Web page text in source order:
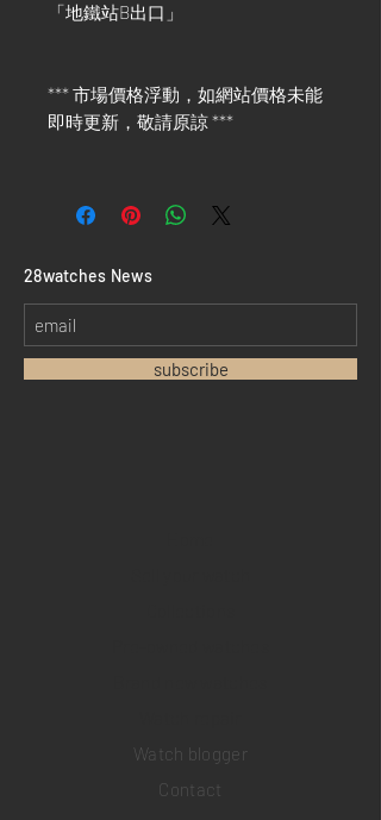
「地鐵站B出口」
*** 市場價格浮動，如網站價格未能
即時更新，敬請原諒 ***
​28watches News
subscribe
Watch blogger
Contact